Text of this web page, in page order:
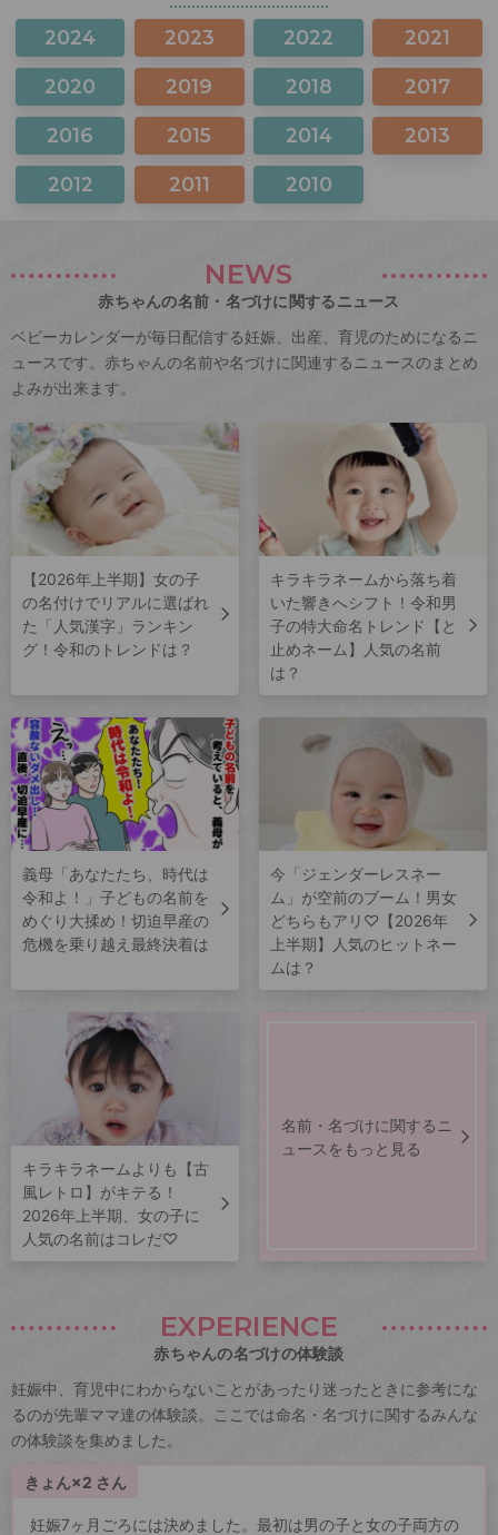
2024 2023 2022 2021
2020 2019 2018 2017
2016 2015 2014 2013
2012 2011 2010
NEWS
赤ちゃんの名前・名づけに関するニュース
ベビーカレンダーが毎日配信する妊娠、出産、育児のためになるニ
ュースです。赤ちゃんの名前や名づけに関連するニュースのまとめ
よみが出来ます。
【2026年上半期】女の子
の名付けでリアルに選ばれ
た「人気漢字」ランキン
グ！令和のトレンドは？
キラキラネームから落ち着
いた響きへシフト！令和男
子の特大命名トレンド【と
止めネーム】人気の名前
は？
義母「あなたたち、時代は
令和よ！」子どもの名前を
めぐり大揉め！切迫早産の
危機を乗り越え最終決着は
今「ジェンダーレスネー
ム」が空前のブーム！男女
どちらもアリ♡【2026年
上半期】人気のヒットネー
ムは？
キラキラネームよりも【古
風レトロ】がキテる！
2026年上半期、女の子に
人気の名前はコレだ♡
名前・名づけに関するニ
ュースをもっと見る
EXPERIENCE
赤ちゃんの名づけの体験談
妊娠中、育児中にわからないことがあったり迷ったときに参考にな
るのが先輩ママ達の体験談。ここでは命名・名づけに関するみんな
の体験談を集めました。
きょん×2 さん
妊娠7ヶ月ごろには決めました。最初は男の子と女の子両方の